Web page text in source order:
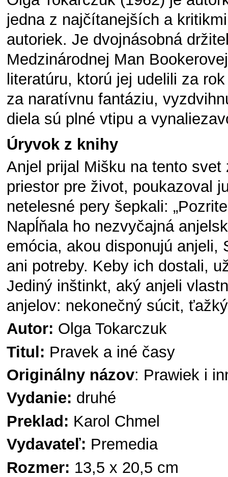
jedna z najčítanejších a
autoriek. Je dvojnásobná
Medzinárodnej Man
literatúru, ktorú jej udelili za
za naratívnu fantáziu,
diela sú plné vtipu a
Úryvok z knihy
Anjel prijal Mišku na tento
priestor pre život, poukazoval
netelesné pery šepkali:
Napĺňala ho nezvyčajná
emócia, akou disponujú
ani potreby. Keby ich dostali,
Jediný inštinkt, aký anjeli
anjelov: nekonečný súcit,
Autor: Olga Tokarczuk
Titul: Pravek a iné časy
Originálny názov: Prawiek i
Vydanie: druhé
Preklad: Karol Chmel
Vydavateľ: Premedia
Rozmer: 13,5 x 20,5 cm